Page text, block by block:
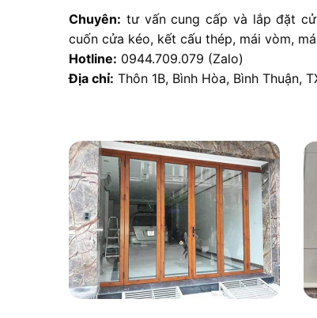
Chuyên: tư vấn cung cấp và lắp đặt
cuốn cửa kéo, kết cấu thép, mái vòm,
Hotline: 0944.709.079 (Zalo)
Địa chỉ: Thôn 1B, Bình Hòa, Bình Thuận,